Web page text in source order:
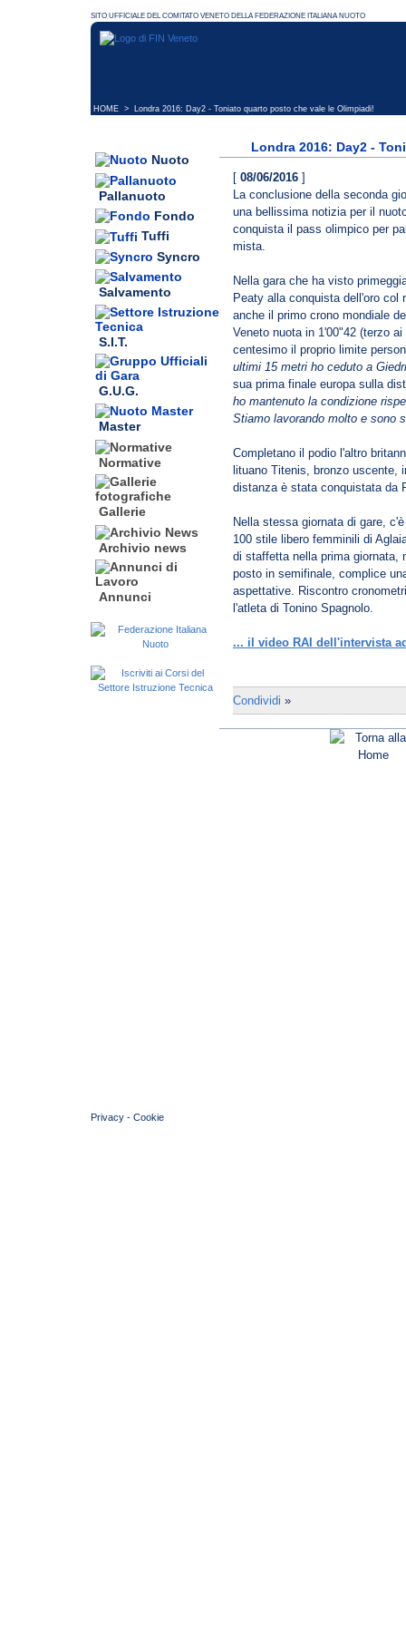
HOME > Londra 2016: Day2 - Toniato quarto posto che vale le Olimpiadi!
Nuoto
Pallanuoto
Fondo
Tuffi
Syncro
Salvamento
S.I.T.
G.U.G.
Master
Normative
Gallerie
Archivio news
Annunci
Londra 2016: Day2 -
[ 08/06/2016 ]
La conclusione della seconda
una bellissima notizia per il
conquista il pass olimpico per
mista.
Nella gara che ha visto
Peaty alla conquista dell'oro col
anche il primo crono mondiale
Veneto nuota in 1'00"42 (terzo
centesimo il proprio limite
ultimi 15 metri ho ceduto a
sua prima finale europa sulla
ho mantenuto la condizione
Stiamo lavorando molto e sono
Completano il podio l'altro
lituano Titenis, bronzo uscente,
distanza è stata conquistata da
Nella stessa giornata di gare,
100 stile libero femminili di
di staffetta nella prima giornata,
posto in semifinale, complice
aspettative. Riscontro
l'atleta di Tonino Spagnolo.
... il video RAI dell'intervista
Condividi »
Privacy - Cookie